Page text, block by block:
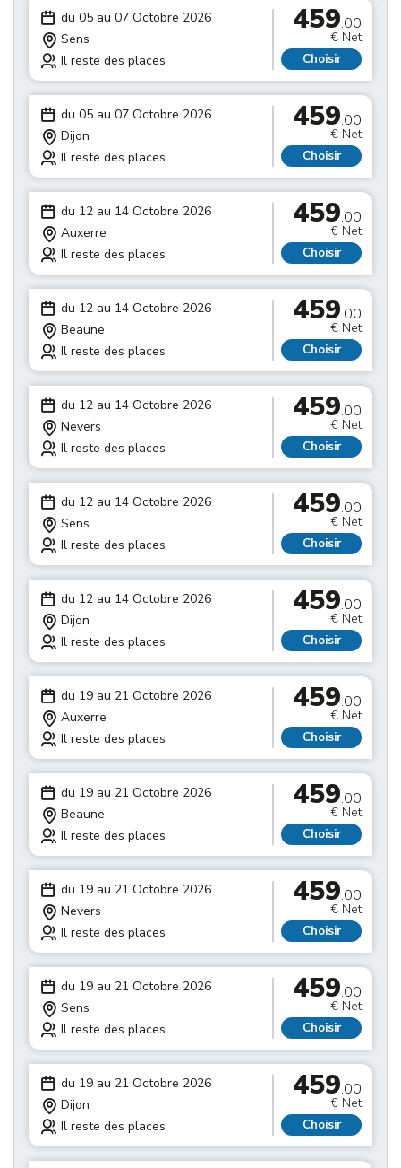
du 05 au 07 Octobre 2026
Sens
Il reste des places
459.00
€ Net
Choisir
du 05 au 07 Octobre 2026
Dijon
Il reste des places
459.00
€ Net
Choisir
du 12 au 14 Octobre 2026
Auxerre
Il reste des places
459.00
€ Net
Choisir
du 12 au 14 Octobre 2026
Beaune
Il reste des places
459.00
€ Net
Choisir
du 12 au 14 Octobre 2026
Nevers
Il reste des places
459.00
€ Net
Choisir
du 12 au 14 Octobre 2026
Sens
Il reste des places
459.00
€ Net
Choisir
du 12 au 14 Octobre 2026
Dijon
Il reste des places
459.00
€ Net
Choisir
du 19 au 21 Octobre 2026
Auxerre
Il reste des places
459.00
€ Net
Choisir
du 19 au 21 Octobre 2026
Beaune
Il reste des places
459.00
€ Net
Choisir
du 19 au 21 Octobre 2026
Nevers
Il reste des places
459.00
€ Net
Choisir
du 19 au 21 Octobre 2026
Sens
Il reste des places
459.00
€ Net
Choisir
du 19 au 21 Octobre 2026
Dijon
Il reste des places
459.00
€ Net
Choisir